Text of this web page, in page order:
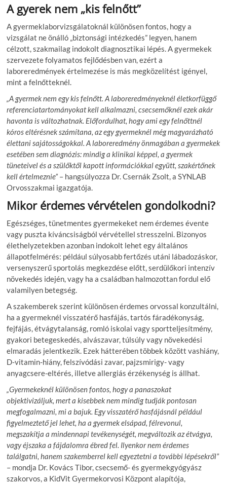
A gyerek nem „kis felnőtt”
A gyermeklaborvizsgálatoknál különösen fontos, hogy a
vizsgálat ne önálló „biztonsági intézkedés” legyen, hanem
célzott, szakmailag indokolt diagnosztikai lépés. A gyermekek
szervezete folyamatos fejlődésben van, ezért a
laboreredmények értelmezése is más megközelítést igényel,
mint a felnőtteknél.
„A gyermek nem egy kis felnőtt. A laboreredményeknél életkorfüggő
referenciatartományokat kell alkalmazni, csecsemőknél ezek akár
havonta is változhatnak. Előfordulhat, hogy ami egy felnőttnél
kóros eltérésnek számítana, az egy gyermeknél még magyarázható
élettani sajátosságokkal. A laboreredmény önmagában a gyermekek
esetében sem diagnózis: mindig a klinikai képpel, a gyermek
tüneteivel és a szülőktől kapott információkkal együtt, szakértőnek
kell értelmeznie”– hangsúlyozza Dr. Csernák Zsolt, a SYNLAB
Orvosszakmai igazgatója.
Mikor érdemes vérvételen gondolkodni?
Egészséges, tünetmentes gyermekeket nem érdemes évente
vagy puszta kíváncsiságból vérvétellel stresszelni. Bizonyos
élethelyzetekben azonban indokolt lehet egy általános
állapotfelmérés: például súlyosabb fertőzés utáni lábadozáskor,
versenyszerű sportolás megkezdése előtt, serdülőkori intenzív
növekedés idején, vagy ha a családban halmozottan fordul elő
valamilyen betegség.
A szakemberek szerint különösen érdemes orvossal konzultálni,
ha a gyermeknél visszatérő hasfájás, tartós fáradékonyság,
fejfájás, étvágytalanság, romló iskolai vagy sportteljesítmény,
gyakori betegeskedés, alvászavar, túlsúly vagy növekedési
elmaradás jelentkezik. Ezek hátterében többek között vashiány,
D-vitamin-hiány, felszívódási zavar, pajzsmirigy- vagy
anyagcsere-eltérés, illetve allergiás érzékenység is állhat.
„Gyermekeknél különösen fontos, hogy a panaszokat
objektivizáljuk, mert a kisebbek nem mindig tudják pontosan
megfogalmazni, mi a bajuk. Egy visszatérő hasfájásnál például
figyelmeztető jel lehet, ha a gyermek elsápad, félrevonul,
megszakítja a mindennapi tevékenységét, megváltozik az étvágya,
vagy éjszaka a fájdalomra ébred fel. Ilyenkor nem érdemes
találgatni, hanem szakemberrel kell egyeztetni a további lépésekről”
– mondja Dr. Kovács Tibor, csecsemő- és gyermekgyógyász
szakorvos, a KidVit Gyermekorvosi Központ alapítója,